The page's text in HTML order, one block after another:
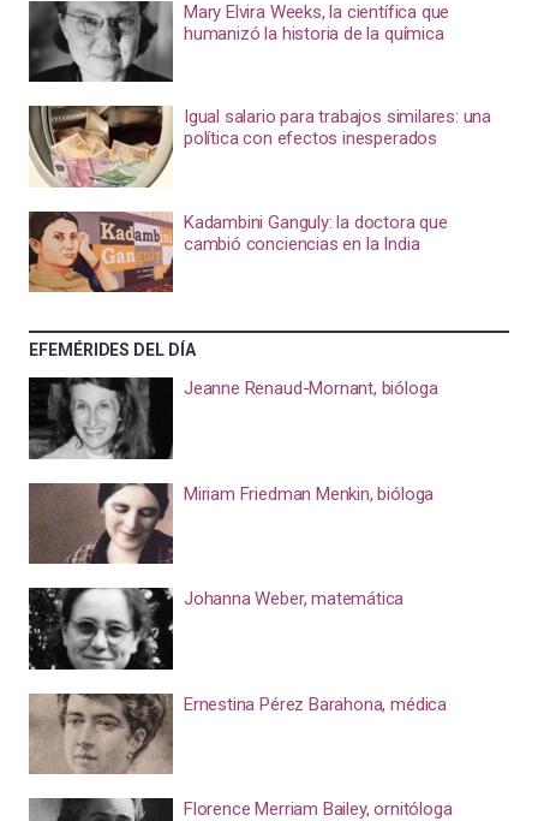
Mary Elvira Weeks, la científica que
humanizó la historia de la química
Igual salario para trabajos similares: una
política con efectos inesperados
Kadambini Ganguly: la doctora que
cambió conciencias en la India
EFEMÉRIDES DEL DÍA
Jeanne Renaud-Mornant, bióloga
Miriam Friedman Menkin, bióloga
Johanna Weber, matemática
Ernestina Pérez Barahona, médica
Florence Merriam Bailey, ornitóloga